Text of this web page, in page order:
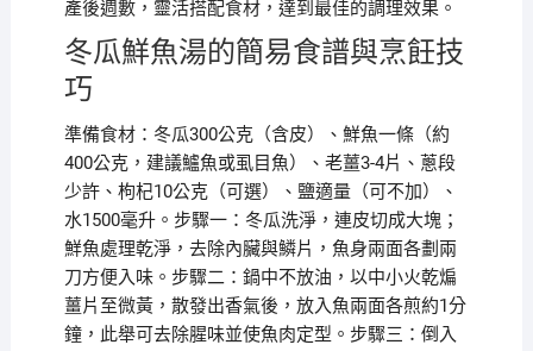
產後週數，靈活搭配食材，達到最佳的調理效果。
冬瓜鮮魚湯的簡易食譜與烹飪技
巧
準備食材：冬瓜300公克（含皮）、鮮魚一條（約
400公克，建議鱸魚或虱目魚）、老薑3-4片、蔥段
少許、枸杞10公克（可選）、鹽適量（可不加）、
水1500毫升。步驟一：冬瓜洗淨，連皮切成大塊；
鮮魚處理乾淨，去除內臟與鱗片，魚身兩面各劃兩
刀方便入味。步驟二：鍋中不放油，以中小火乾煸
薑片至微黃，散發出香氣後，放入魚兩面各煎約1分
鐘，此舉可去除腥味並使魚肉定型。步驟三：倒入